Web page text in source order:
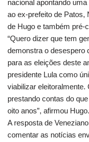
nacional apontando
ao ex-prefeito de Patos,
de Hugo e também pré-
“Quero dizer que tem
demonstra o desespero
para as eleições deste
presidente Lula como
viabilizar eleitoralmente.
prestando contas do
oito anos”, afirmou Hugo.
A resposta de
comentar as notícias